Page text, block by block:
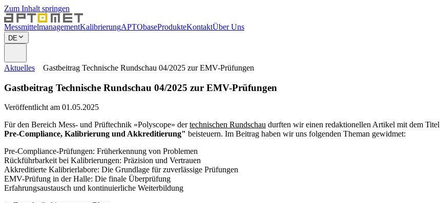
Zum Inhalt springen
MessmittelmanagementKalibrierungAPTObaseProdukteKontaktÜber Uns
DE
Aktuelles Gastbeitrag Technische Rundschau 04/2025 zur EMV-Prüfungen
Gastbeitrag Technische Rundschau 04/2025 zur EMV-Prüfungen
Veröffentlicht am 01.05.2025
Für den Bereich Mess- und Prüftechnik «Polyscope» dertechnischen Rundschau durften wir einen redaktionellen Artikel mit dem Titel
Pre-Compliance, Kalibrierung und Akkreditierung" beisteuern. Im Beitrag haben wir uns folgenden Theman gewidmet:
Pre-Compliance-Prüfungen: Früherkennung von Problemen
Rückführbarkeit bei Kalibrierungen: Präzision und Vertrauen
Akkreditierte Kalibrierlabore: Die Grundlage für zuverlässige Prüfungen
EMV-Prüfung in der Halle: Die finale Überprüfung
Erfahrungsaustausch und kontinuierliche Weiterbildung